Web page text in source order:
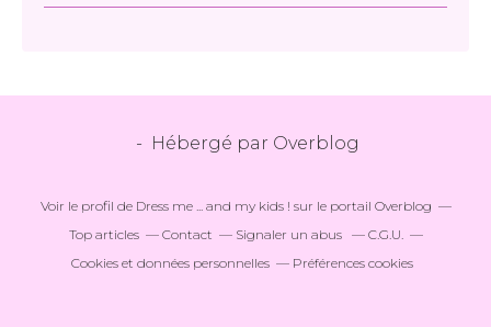
- Hébergé par Overblog
Voir le profil de Dress me ... and my kids ! sur le portail Overblog
Top articles
Contact Signaler un abus
C.G.U.
Cookies et données personnelles
Préférences cookies